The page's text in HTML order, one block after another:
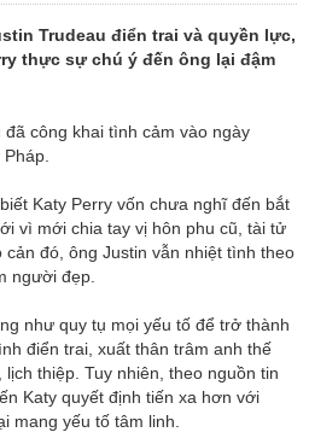
Trudeau điển trai và quyền lực,
thực sự chú ý đến ông lại đậm
công khai tình cảm vào ngày
Katy Perry vốn chưa nghĩ đến bắt
vì mới chia tay vị hôn phu cũ, tài tử
đó, ông Justin vẫn nhiệt tình theo
người đẹp.
như quy tụ mọi yếu tố để trở thành
điển trai, xuất thân trâm anh thế
thiệp. Tuy nhiên, theo nguồn tin
Katy quyết định tiến xa hơn với
mang yếu tố tâm linh.